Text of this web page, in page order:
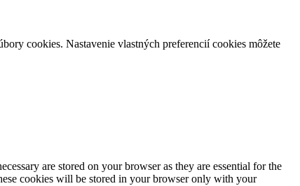
cookies. Nastavenie vlastných preferencií cookies môžete
are stored on your browser as they are essential for the
cookies will be stored in your browser only with your